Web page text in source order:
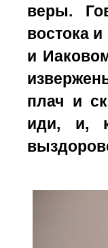
веры.
востока
и
плач и
иди, и,